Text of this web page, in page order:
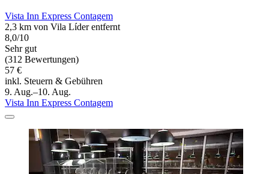
Vista Inn Express Contagem
2,3 km von Vila Líder entfernt
8,0/10
Sehr gut
(312 Bewertungen)
57 €
inkl. Steuern & Gebühren
9. Aug.–10. Aug.
Vista Inn Express Contagem